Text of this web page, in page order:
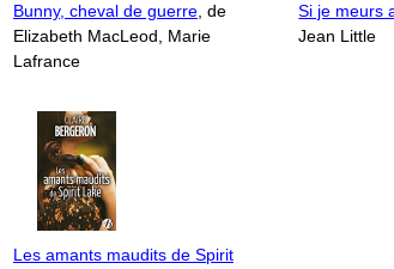
Bunny, cheval de guerre, de
Elizabeth MacLeod, Marie
Lafrance
Si je meurs
Jean Little
Les amants maudits de Spirit